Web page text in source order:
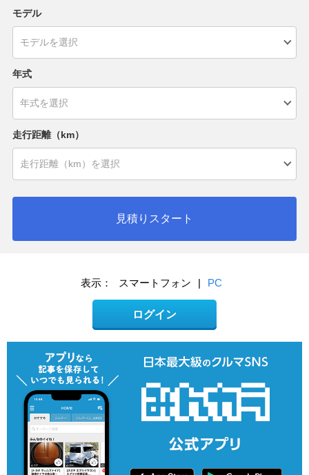
モデル
年式
走行距離（km）
見積りスタート
表示： スマートフォン | PC
ログイン